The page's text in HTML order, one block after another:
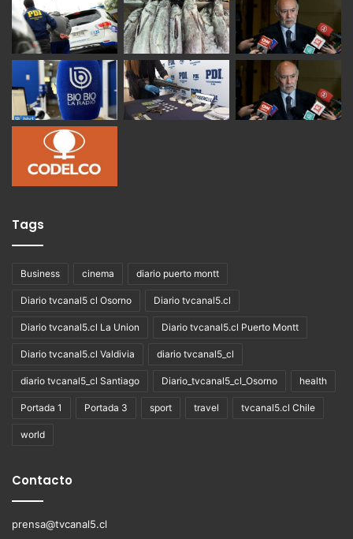
Tags
Business cinema diario puerto montt
Diario tvcanal5 cl Osorno Diario tvcanal5.cl
Diario tvcanal5.cl La Union Diario tvcanal5.cl Puerto Montt
Diario tvcanal5.cl Valdivia diario tvcanal5_cl
diario tvcanal5_cl Santiago Diario_tvcanal5_cl_Osorno health
Portada 1 Portada 3 sport travel tvcanal5.cl Chile
world
Contacto
prensa@tvcanal5.cl